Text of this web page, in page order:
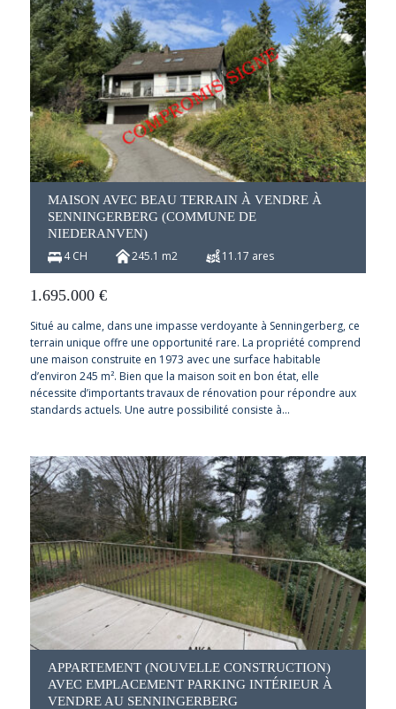
MAISON AVEC BEAU TERRAIN À VENDRE À
SENNINGERBERG (COMMUNE DE
NIEDERANVEN)
4 CH 245.1 m2 11.17 ares
1.695.000€
Situé au calme, dans une impasse verdoyante à Senningerberg, ce
terrain unique offre une opportunité rare. La propriété comprend
une maison construite en 1973 avec une surface habitable
d’environ 245 m². Bien que la maison soit en bon état, elle
nécessite d’importants travaux de rénovation pour répondre aux
standards actuels. Une autre possibilité consiste à…
APPARTEMENT (NOUVELLE CONSTRUCTION)
AVEC EMPLACEMENT PARKING INTÉRIEUR À
VENDRE AU SENNINGERBERG